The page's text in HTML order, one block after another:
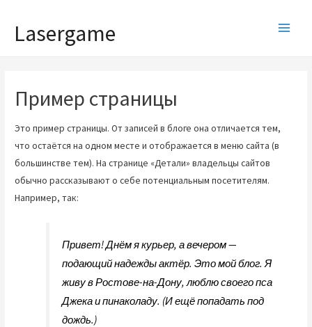
Lasergame
Пример страницы
Это пример страницы. От записей в блоге она отличается тем,
что остаётся на одном месте и отображается в меню сайта (в
большинстве тем). На странице «Детали» владельцы сайтов
обычно рассказывают о себе потенциальным посетителям.
Например, так:
Привет! Днём я курьер, а вечером —
подающий надежды актёр. Это мой блог. Я
живу в Ростове-на-Дону, люблю своего пса
Джека и пинаколаду. (И ещё попадать под
дождь.)